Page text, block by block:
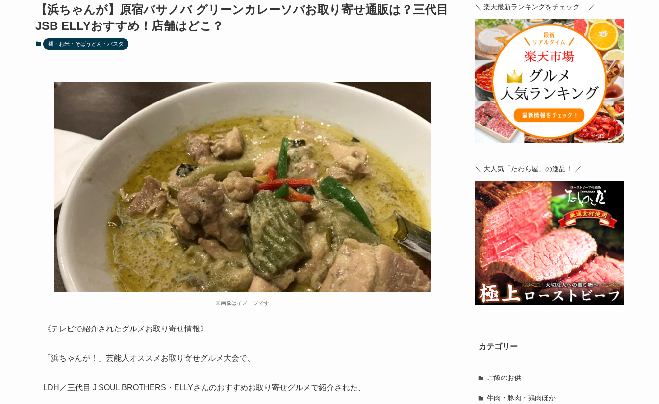
【浜ちゃんが】原宿バサノバ グリーンカレーソバお取り寄せ通販は？三代目
JSB ELLYおすすめ！店舗はどこ？
麺・お米・そばうどん・パスタ
※画像はイメージです
《テレビで紹介されたグルメお取り寄せ情報》
「浜ちゃんが！」芸能人オススメお取り寄せグルメ大会で、
LDH／三代目 J SOUL BROTHERS・ELLYさんのおすすめお取り寄せグルメで紹介された、
＼ 楽天最新ランキングをチェック！ ／
＼ 大人気「たわら屋」の逸品！ ／
カテゴリー
ご飯のお供
牛肉・豚肉・鶏肉ほか